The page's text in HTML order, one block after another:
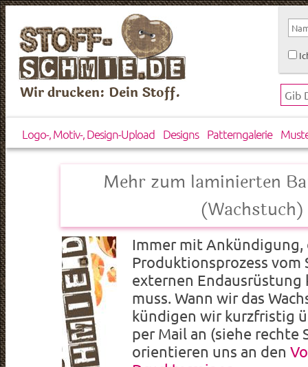
Wir drucken: Dein Stoff.
Logo-, Motiv-, Design-Upload Designs Patterngalerie
Mehr zum laminierten
(Wachstuch)
Immer mit
Produktionsprozess
externen
muss. Wann wir das
kündigen wir kurzfristig
per Mail an (siehe rechte
orientieren uns an den